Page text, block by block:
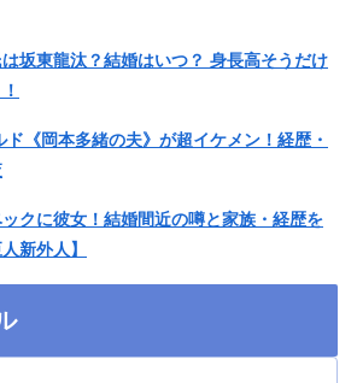
坂東龍汰？結婚はいつ？ 身長高そうだけ
ド《岡本多緒の夫》が超イケメン！経歴・
クに彼女！結婚間近の噂と家族・経歴を
新外人】